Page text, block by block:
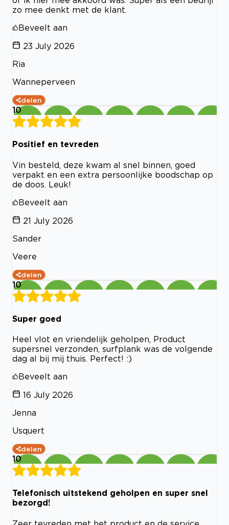
zo mee denkt met de klant.
Beveelt aan
23 July 2026
Ria
Wanneperveen
delen
10
Positief en tevreden
Vin besteld, deze kwam al snel binnen, goed
verpakt en een extra persoonlijke boodschap op
de doos. Leuk!
Beveelt aan
21 July 2026
Sander
Veere
delen
10
Super goed
Heel vlot en vriendelijk geholpen, Product
supersnel verzonden, surfplank was de volgende
dag al bij mij thuis. Perfect! :)
Beveelt aan
16 July 2026
Jenna
Usquert
delen
10
Telefonisch uitstekend geholpen en super snel
bezorgd!